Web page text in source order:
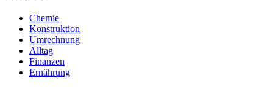
Chemie
Konstruktion
Umrechnung
Alltag
Finanzen
Ernährung